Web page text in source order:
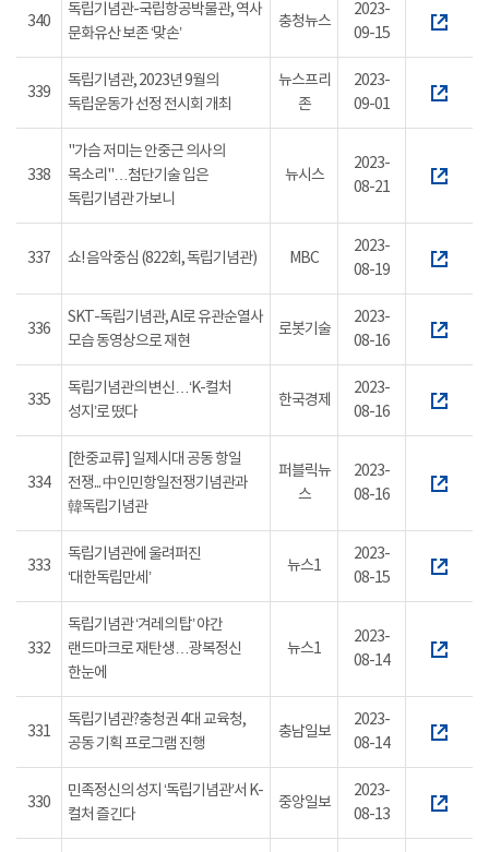
340
독립기념관-국립항공박물관, 역사
문화유산 보존 ‘맞손’
충청뉴스
2023-
09-15
339
독립기념관, 2023년 9월의
독립운동가 선정 전시회 개최
뉴스프리
존
2023-
09-01
338
"가슴 저미는 안중근 의사의
목소리"…첨단기술 입은
독립기념관 가보니
뉴시스
2023-
08-21
337 쇼! 음악중심 (822회, 독립기념관) MBC
2023-
08-19
336
SKT-독립기념관, AI로 유관순열사
모습 동영상으로 재현
로봇기술
2023-
08-16
335
독립기념관의 변신…‘K-컬처
성지’로 떴다
한국경제
2023-
08-16
334
[한중교류] 일제시대 공동 항일
전쟁... 中인민항일전쟁기념관과
韓독립기념관
퍼블릭뉴
스
2023-
08-16
333
독립기념관에 울려퍼진
‘대한독립만세’
뉴스1
2023-
08-15
332
독립기념관 ‘겨레의 탑’ 야간
랜드마크로 재탄생…광복정신
한눈에
뉴스1
2023-
08-14
331
독립기념관?충청권 4대 교육청,
공동 기획 프로그램 진행
충남일보
2023-
08-14
330
민족정신의 성지 ‘독립기념관’서 K-
컬처 즐긴다
중앙일보
2023-
08-13